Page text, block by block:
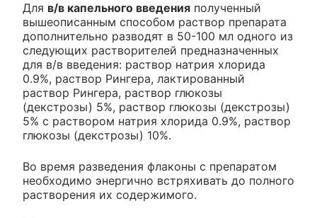
Для в/в капельного введения полученный
вышеописанным способом раствор препарата
дополнительно разводят в 50-100 мл одного из
следующих растворителей предназначенных
для в/в введения: раствор натрия хлорида
0.9%, раствор Рингера, лактированный
раствор Рингера, раствор глюкозы
(декстрозы) 5%, раствор глюкозы (декстрозы)
5% с раствором натрия хлорида 0.9%, раствор
глюкозы (декстрозы) 10%.
Во время разведения флаконы с препаратом
необходимо энергично встряхивать до полного
растворения их содержимого.